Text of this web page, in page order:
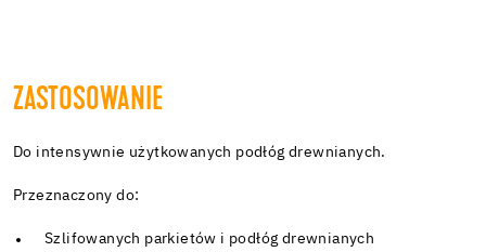
ZASTOSOWANIE
Do intensywnie użytkowanych podłóg drewnianych.
Przeznaczony do:
Szlifowanych parkietów i podłóg drewnianych